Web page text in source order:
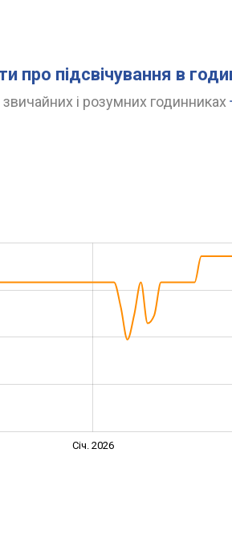
про підсвічування в
і розумних годинниках
Січ. 2026